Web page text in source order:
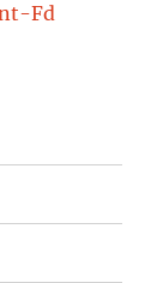
Fd